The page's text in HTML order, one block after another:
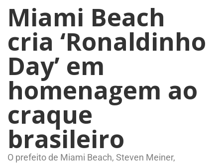
Miami Beach
cria ‘Ronaldinho
Day’ em
homenagem ao
craque
brasileiro
O prefeito de Miami Beach, Steven Meiner,